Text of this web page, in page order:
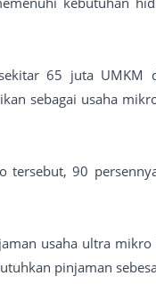
65 juta UMKM
sebagai usaha
90
usaha ultra mikro
pinjaman